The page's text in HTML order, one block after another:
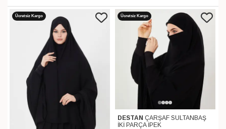
Ücretsiz Kargo Ücretsiz Kargo
DESTAN ÇARŞAF SULTANBAŞ
İKİ PARÇA İPEK